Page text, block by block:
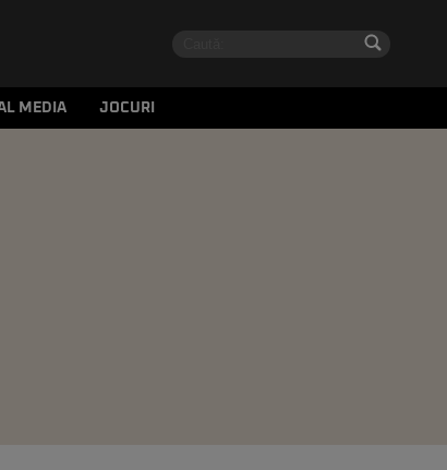
MEDIA JOCURI